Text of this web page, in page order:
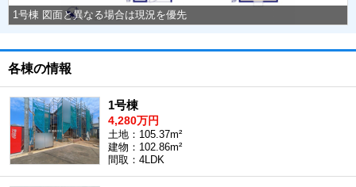
1号棟 図面と異なる場合は現況を優先
各棟の情報
1号棟
4,280万円
土地：105.37m²
建物：102.86m²
間取：4LDK